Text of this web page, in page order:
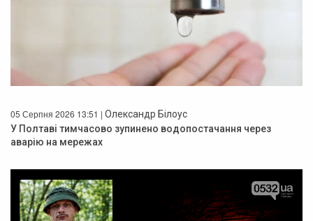
05 Серпня 2026 13:51 | Олександр Білоус
У Полтаві тимчасово зупинено водопостачання через
аварію на мережах